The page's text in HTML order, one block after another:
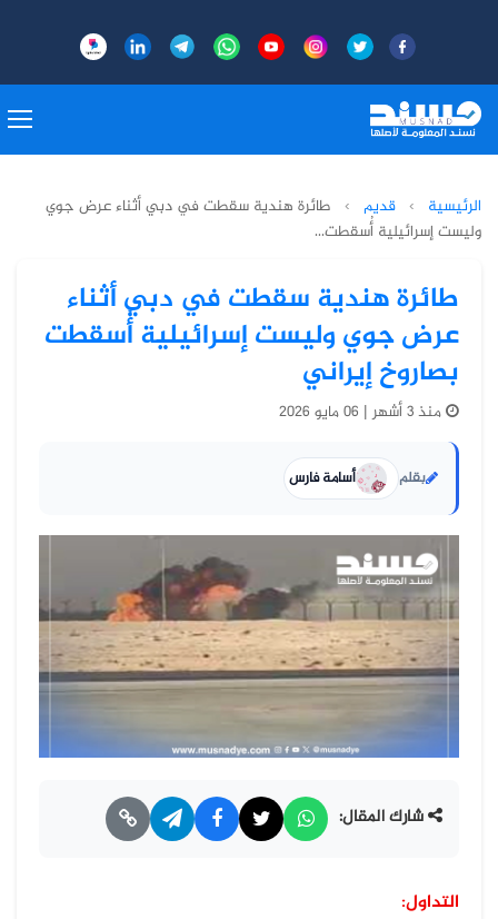
الرئيسية › قديم › طائرة هندية سقطت في دبي أثناء عرض جوي
وليست إسرائيلية أُسقطت...
طائرة هندية سقطت في دبي أثناء
عرض جوي وليست إسرائيلية أُسقطت
بصاروخ إيراني
منذ 3 أشهر | 06 مايو 2026
بقلم أسامة فارس
شارك المقال:
التداول: